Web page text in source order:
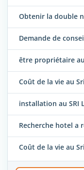
Obtenir la double
Demande de
être propriétaire
Coût de la vie au
installation au SRI
Recherche hotel a
Coût de la vie au